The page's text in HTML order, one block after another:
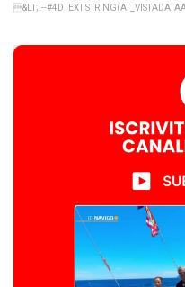
&LT;!--#4DTEXT